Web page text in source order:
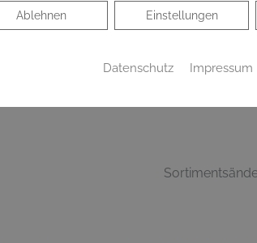
und Glashalter mit Glas, verchromt
Einstellungen
Ablehnen
Ablehnen
Datenschutz Impressum